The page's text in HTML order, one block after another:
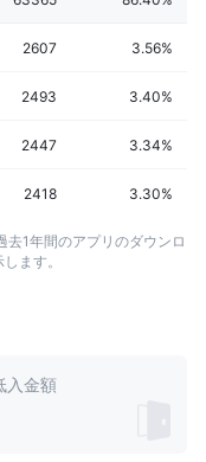
2607 3.56%
2493 3.40%
2447 3.34%
2418 3.30%
1年間のアプリのダウンロ
ます。
入金額